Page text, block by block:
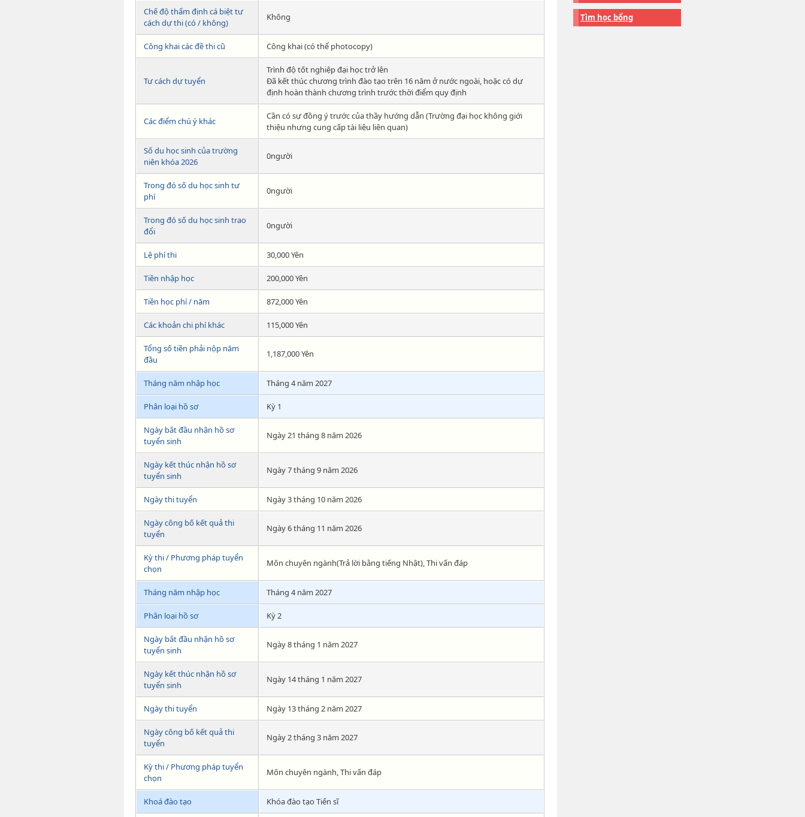
Chế độ thẩm định cá biệt tư
cách dự thi (có / không)
Không
Công khai các đề thi cũ Công khai (có thể photocopy)
Tư cách dự tuyển
Trình độ tốt nghiệp đại học trở lên
Đã kết thúc chương trình đào tạo trên 16 năm ở nước ngoài, hoặc có dự
định hoàn thành chương trình trước thời điểm quy định
Các điểm chú ý khác
Cần có sự đồng ý trước của thầy hướng dẫn (Trường đại học không giới
thiệu nhưng cung cấp tài liệu liên quan)
Số du học sinh của trường
niên khóa 2026
0người
Trong đó số du học sinh tư
phí
0người
Trong đó số du học sinh trao
đổi
0người
Lệ phí thi 30,000 Yên
Tiền nhập học 200,000 Yên
Tiền học phí / năm 872,000 Yên
Các khoản chi phí khác 115,000 Yên
Tổng số tiền phải nộp năm
đầu
1,187,000 Yên
Tháng năm nhập học Tháng 4 năm 2027
Phân loại hồ sơ Kỳ 1
Ngày bắt đầu nhận hồ sơ
tuyển sinh
Ngày 21 tháng 8 năm 2026
Ngày kết thúc nhận hồ sơ
tuyển sinh
Ngày 7 tháng 9 năm 2026
Ngày thi tuyển Ngày 3 tháng 10 năm 2026
Ngày công bố kết quả thi
tuyển
Ngày 6 tháng 11 năm 2026
Kỳ thi / Phương pháp tuyển
chọn
Môn chuyên ngành(Trả lời bằng tiếng Nhật), Thi vấn đáp
Tháng năm nhập học Tháng 4 năm 2027
Phân loại hồ sơ Kỳ 2
Ngày bắt đầu nhận hồ sơ
tuyển sinh
Ngày 8 tháng 1 năm 2027
Ngày kết thúc nhận hồ sơ
tuyển sinh
Ngày 14 tháng 1 năm 2027
Ngày thi tuyển Ngày 13 tháng 2 năm 2027
Ngày công bố kết quả thi
tuyển
Ngày 2 tháng 3 năm 2027
Kỳ thi / Phương pháp tuyển
chọn
Môn chuyên ngành, Thi vấn đáp
Khoá đào tạo Khóa đào tạo Tiến sĩ
Tìm học bổng